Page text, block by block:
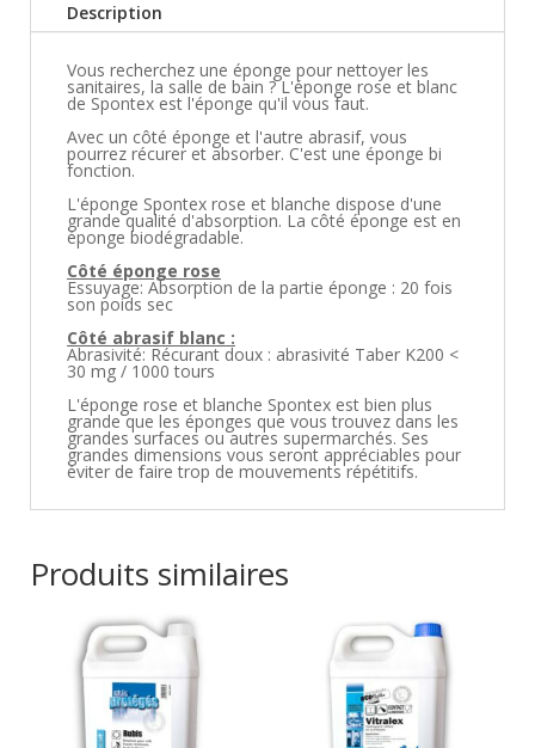
Description
Vous recherchez une éponge pour nettoyer les
sanitaires, la salle de bain ? L'éponge rose et blanc
de Spontex est l'éponge qu'il vous faut.
Avec un côté éponge et l'autre abrasif, vous
pourrez récurer et absorber. C'est une éponge bi
fonction.
L'éponge Spontex rose et blanche dispose d'une
grande qualité d'absorption. La côté éponge est en
éponge biodégradable.
Côté éponge rose
Essuyage: Absorption de la partie éponge : 20 fois
son poids sec
Côté abrasif blanc :
Abrasivité: Récurant doux : abrasivité Taber K200 <
30 mg / 1000 tours
L'éponge rose et blanche Spontex est bien plus
grande que les éponges que vous trouvez dans les
grandes surfaces ou autres supermarchés. Ses
grandes dimensions vous seront appréciables pour
éviter de faire trop de mouvements répétitifs.
Produits similaires